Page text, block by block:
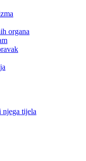
organa
njega tijela